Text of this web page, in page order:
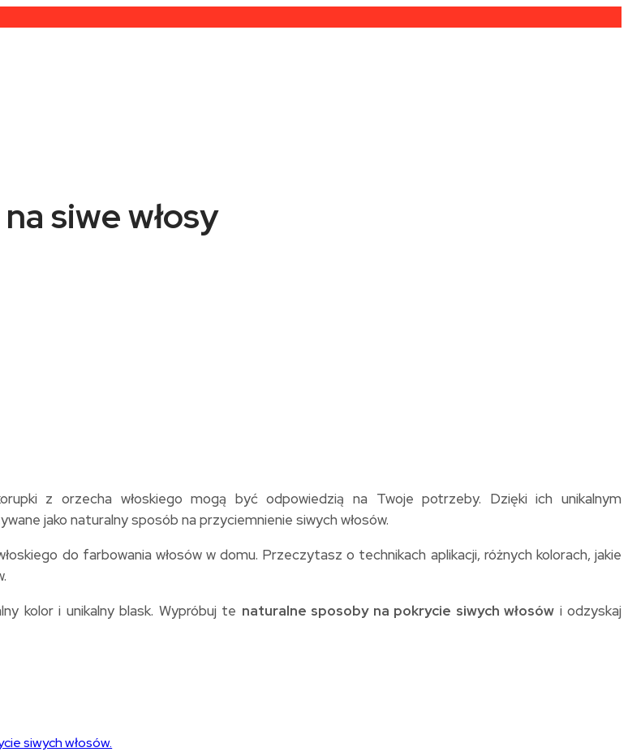
siwe włosy
z orzecha włoskiego mogą być odpowiedzią na Twoje potrzeby. Dzięki ich unikalnym
jako naturalny sposób na przyciemnienie siwych włosów.
do farbowania włosów w domu. Przeczytasz o technikach aplikacji, różnych kolorach, jakie
kolor i unikalny blask. Wypróbuj te naturalne sposoby na pokrycie siwych włosów i odzyskaj
siwych włosów.